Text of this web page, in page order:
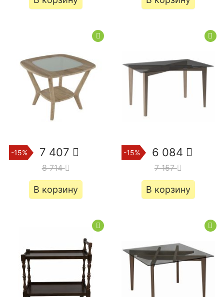
-15% 7 407
8 714
В корзину
-15% 6 084
7 157
В корзину